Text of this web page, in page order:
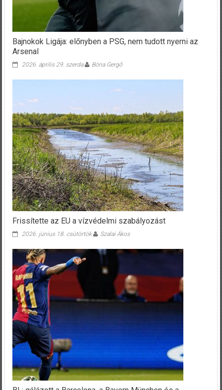
Bajnokok Ligája: előnyben a PSG, nem tudott nyerni az
Arsenal
2026. április 29. szerda Bóna Gergő
Frissítette az EU a vízvédelmi szabályozást
2026. június 18. csütörtök Szalai Ákos